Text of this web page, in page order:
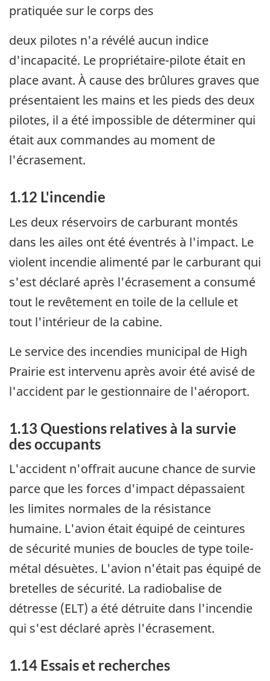
pratiquée sur le corps des
deux pilotes n'a révélé aucun indice
d'incapacité. Le propriétaire-pilote était en
place avant. À cause des brûlures graves que
présentaient les mains et les pieds des deux
pilotes, il a été impossible de déterminer qui
était aux commandes au moment de
l'écrasement.
1.12 L'incendie
Les deux réservoirs de carburant montés
dans les ailes ont été éventrés à l'impact. Le
violent incendie alimenté par le carburant qui
s'est déclaré après l'écrasement a consumé
tout le revêtement en toile de la cellule et
tout l'intérieur de la cabine.
Le service des incendies municipal de High
Prairie est intervenu après avoir été avisé de
l'accident par le gestionnaire de l'aéroport.
1.13 Questions relatives à la survie
des occupants
L'accident n'offrait aucune chance de survie
parce que les forces d'impact dépassaient
les limites normales de la résistance
humaine. L'avion était équipé de ceintures
de sécurité munies de boucles de type toile-
métal désuètes. L'avion n'était pas équipé de
bretelles de sécurité. La radiobalise de
détresse (ELT) a été détruite dans l'incendie
qui s'est déclaré après l'écrasement.
1.14 Essais et recherches